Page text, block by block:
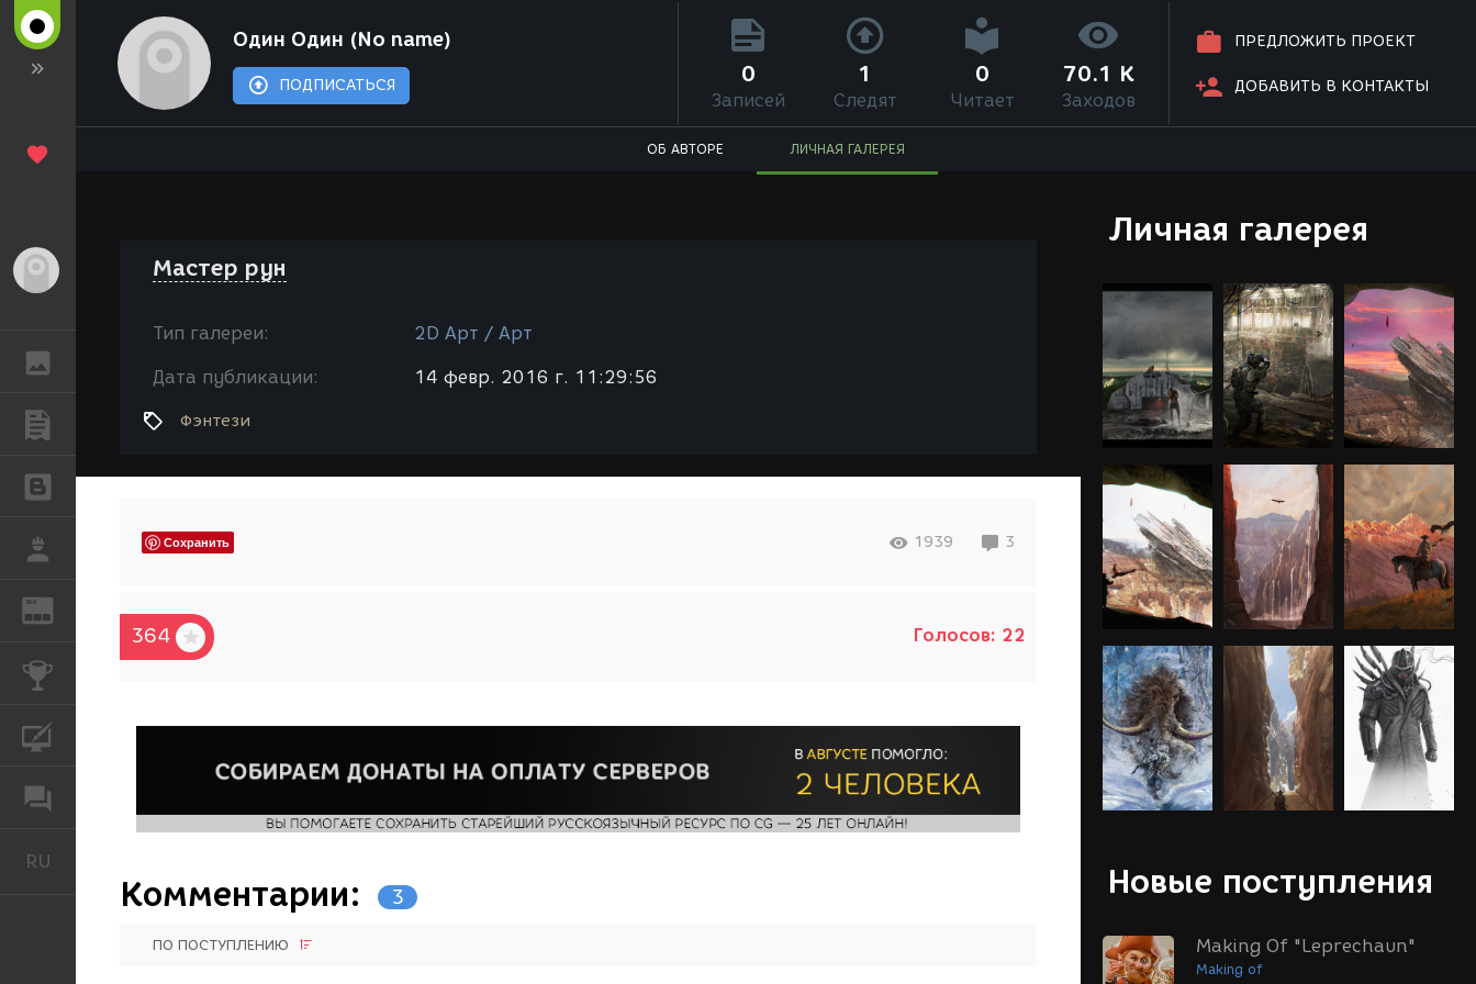
ПУБЛИКАЦИИ
REN ЖУРНАЛ
RU
Один Один (No name)
ПОДПИСАТЬСЯ
ПРЕДЛОЖИТЬ ПРОЕКТ
ДОБАВИТЬ В КОНТАКТЫ
0
Записей
1
Следят
0
Читает
70.1 K
Заходов
ОБ АВТОРЕ ЛИЧНАЯ ГАЛЕРЕЯ
Личная галерея
Новые поступления
Making Of "Leprechaun"
Making of
Мастер рун
Тип галереи: 2D Арт / Арт
Дата публикации: 14 февр. 2016 г. 11:29:56
Фэнтези
Сохранить 1939 3
364 Голосов: 22
Комментарии: 3
ПО ПОСТУПЛЕНИЮ